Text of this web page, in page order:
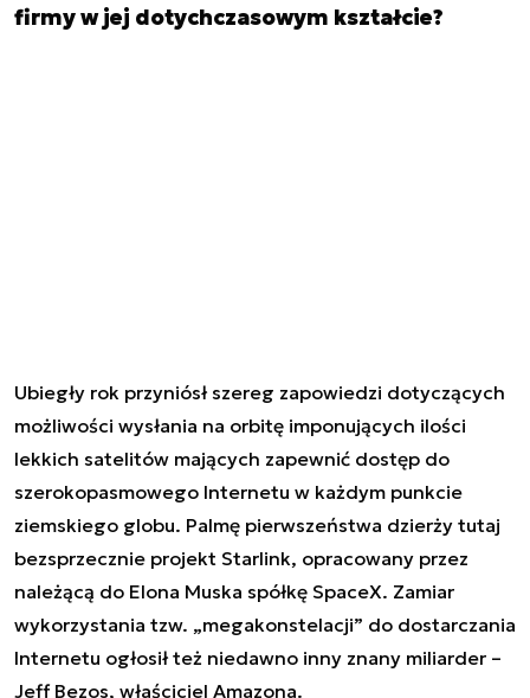
firmy w jej dotychczasowym kształcie?
Ubiegły rok przyniósł szereg zapowiedzi dotyczących
możliwości wysłania na orbitę imponujących ilości
lekkich satelitów mających zapewnić dostęp do
szerokopasmowego Internetu w każdym punkcie
ziemskiego globu. Palmę pierwszeństwa dzierży tutaj
bezsprzecznie projekt Starlink, opracowany przez
należącą do Elona Muska spółkę SpaceX. Zamiar
wykorzystania tzw. „megakonstelacji” do dostarczania
Internetu ogłosił też niedawno inny znany miliarder –
Jeff Bezos, właściciel Amazona.